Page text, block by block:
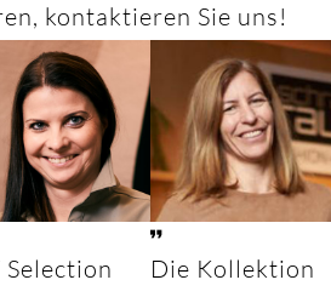
kontaktieren Sie uns!
Selection
Die Kollektion